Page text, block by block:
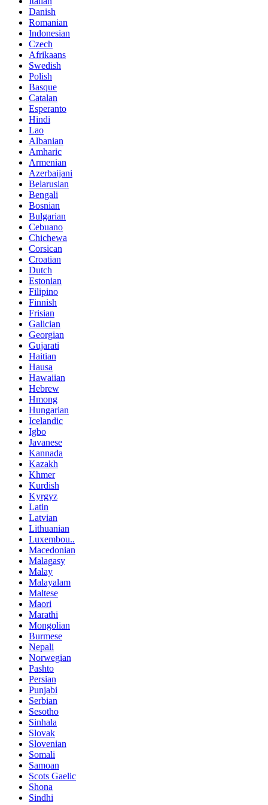
Danish
Romanian
Indonesian
Czech
Afrikaans
Swedish
Polish
Basque
Catalan
Esperanto
Hindi
Lao
Albanian
Amharic
Armenian
Azerbaijani
Belarusian
Bengali
Bosnian
Bulgarian
Cebuano
Chichewa
Corsican
Croatian
Dutch
Estonian
Filipino
Finnish
Frisian
Galician
Georgian
Gujarati
Haitian
Hausa
Hawaiian
Hebrew
Hmong
Hungarian
Icelandic
Igbo
Javanese
Kannada
Kazakh
Khmer
Kurdish
Kyrgyz
Latin
Latvian
Lithuanian
Luxembou..
Macedonian
Malagasy
Malay
Malayalam
Maltese
Maori
Marathi
Mongolian
Burmese
Nepali
Norwegian
Pashto
Persian
Punjabi
Serbian
Sesotho
Sinhala
Slovak
Slovenian
Somali
Samoan
Scots Gaelic
Shona
Sindhi